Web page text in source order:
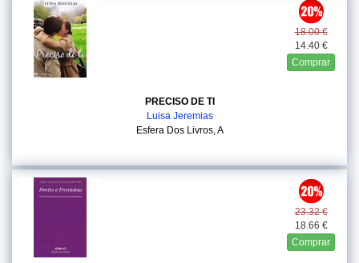
18.00 €
14.40 €
Comprar
PRECISO DE TI
Luisa Jeremias
Esfera Dos Livros, A
23.32 €
18.66 €
Comprar